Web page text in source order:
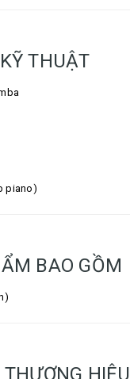
THUẬT
piano)
BAO GỒM
HIỆU